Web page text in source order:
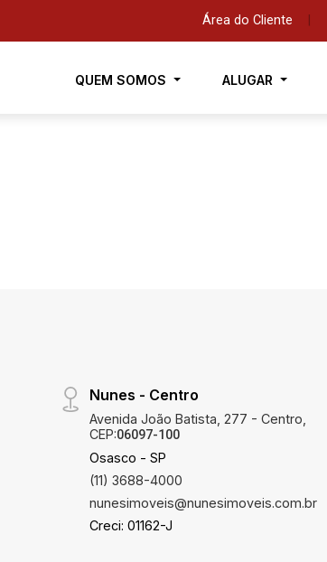
Área do Cliente
QUEM SOMOS ALUGAR
Nunes - Centro
Avenida João Batista, 277 - Centro,
CEP:06097-100
Osasco - SP
(11) 3688-4000
nunesimoveis@nunesimoveis.com.br
Creci: 01162-J